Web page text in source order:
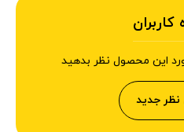
کاربران
این محصول نظر بدهید
نظر جدید